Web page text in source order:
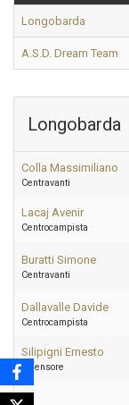
Longobarda
A.S.D. Dream Team
Longobarda
Colla Massimiliano
Centravanti
Lacaj Avenir
Centrocampista
Buratti Simone
Centravanti
Dallavalle Davide
Centrocampista
Silipigni Ernesto
Difensore